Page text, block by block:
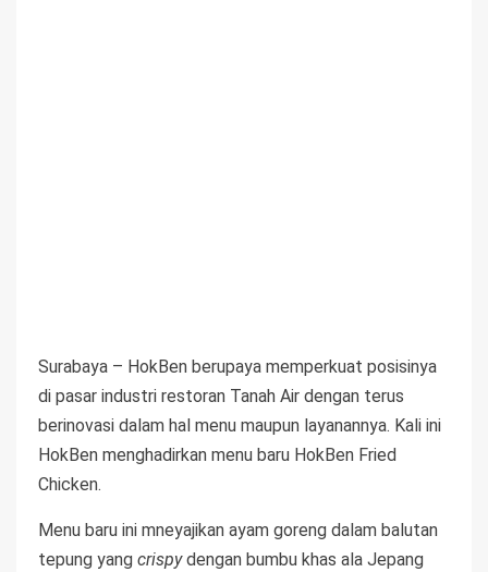
Surabaya – HokBen berupaya memperkuat posisinya
di pasar industri restoran Tanah Air dengan terus
berinovasi dalam hal menu maupun layanannya. Kali ini
HokBen menghadirkan menu baru HokBen Fried
Chicken.
Menu baru ini mneyajikan ayam goreng dalam balutan
tepung yang crispydengan bumbu khas ala Jepang